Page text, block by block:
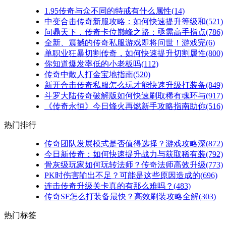
1.95传奇与众不同的特戒有什么属性(14)
中变合击传奇新服攻略：如何快速提升等级和(521)
问鼎天下，传奇卡位巅峰之路：亟需高手指点(786)
全新、震撼的传奇私服游戏即将问世！游戏完(6)
单职业狂暴切割传奇，如何快速提升切割属性(800)
你知道爆发率低的小老板吗(112)
传奇中散人打金宝地指南(520)
新开合击传奇私服怎么玩才能快速升级打装备(849)
斗罗大陆传奇破解版如何快速刷取稀有魂环与(917)
《传奇永恒》今日烽火再燃新手攻略指南助你(516)
热门排行
传奇团队发展模式是否值得选择？游戏攻略深(872)
今日新传奇：如何快速提升战力与获取稀有装(792)
骨灰级玩家如何玩转法师？传奇法师高效升级(773)
PK时伤害输出不足？可能是这些原因造成的(696)
连击传奇升级关卡真的有那么难吗？(483)
传奇SF怎么打装备最快？高效刷装攻略全解(303)
热门标签